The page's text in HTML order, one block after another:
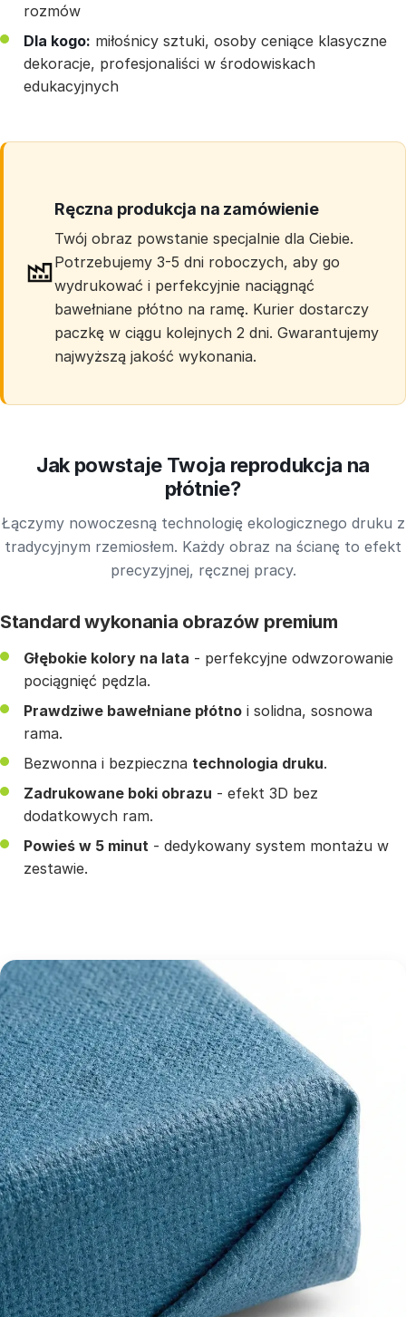
rozmów
Dla kogo: miłośnicy sztuki, osoby ceniące klasyczne
dekoracje, profesjonaliści w środowiskach
edukacyjnych
Ręczna produkcja na zamówienie
Twój obraz powstanie specjalnie dla Ciebie.
Potrzebujemy 3-5 dni roboczych, aby go
wydrukować i perfekcyjnie naciągnąć
bawełniane płótno na ramę. Kurier dostarczy
paczkę w ciągu kolejnych 2 dni. Gwarantujemy
najwyższą jakość wykonania.
Jak powstaje Twoja reprodukcja na
płótnie?
Łączymy nowoczesną technologię ekologicznego druku z
tradycyjnym rzemiosłem. Każdy obraz na ścianę to efekt
precyzyjnej, ręcznej pracy.
Standard wykonania obrazów premium
Głębokie kolory na lata - perfekcyjne odwzorowanie
pociągnięć pędzla.
Prawdziwe bawełniane płótno i solidna, sosnowa
rama.
Bezwonna i bezpieczna technologia druku.
Zadrukowane boki obrazu - efekt 3D bez
dodatkowych ram.
Powieś w 5 minut - dedykowany system montażu w
zestawie.